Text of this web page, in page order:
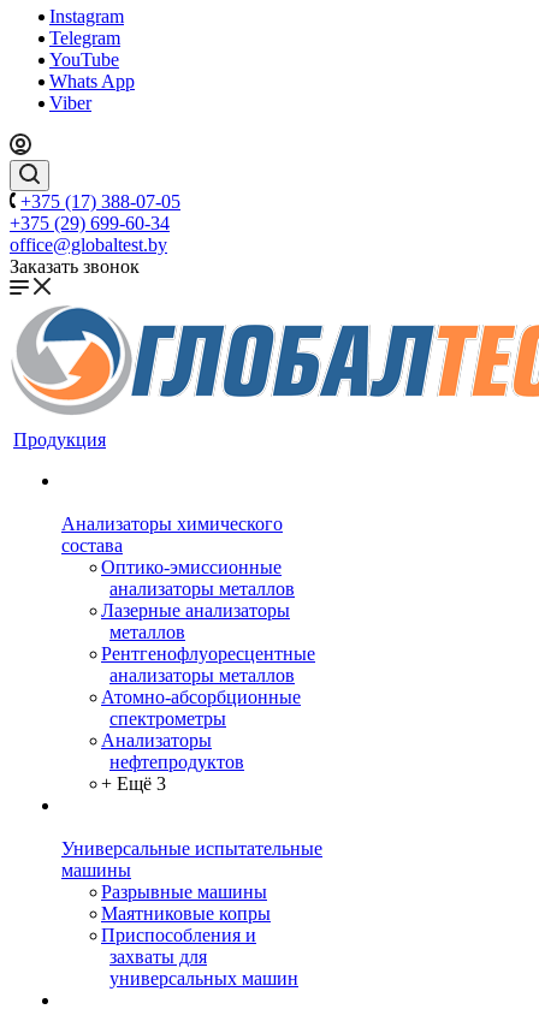
Instagram
Telegram
YouTube
Whats App
Viber
+375 (17) 388-07-05
+375 (29) 699-60-34
office@globaltest.by
Заказать звонок
Продукция
Анализаторы химического
состава
Оптико-эмиссионные
анализаторы металлов
Лазерные анализаторы
металлов
Рентгенофлуоресцентные
анализаторы металлов
Атомно-абсорбционные
спектрометры
Анализаторы
нефтепродуктов
+ Ещё 3
Универсальные испытательные
машины
Разрывные машины
Маятниковые копры
Приспособления и
захваты для
универсальных машин